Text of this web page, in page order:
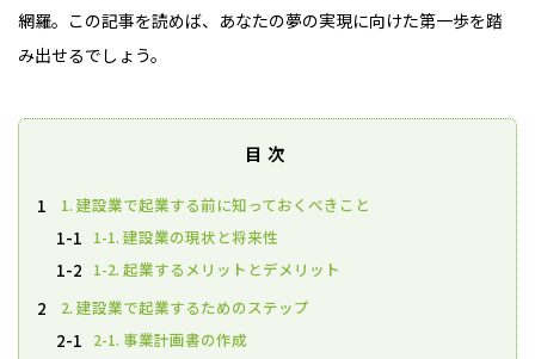
網羅。この記事を読めば、あなたの夢の実現に向けた第一歩を踏
み出せるでしょう。
目次
1
1. 建設業で起業する前に知っておくべきこと
1-1 1-1. 建設業の現状と将来性
1-2 1-2. 起業するメリットとデメリット
2
2. 建設業で起業するためのステップ
2-1 2-1. 事業計画書の作成